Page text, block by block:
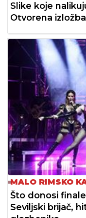
Slike koje
Otvorena
MALO RIMSKO
Što donosi
Seviljski brijač,